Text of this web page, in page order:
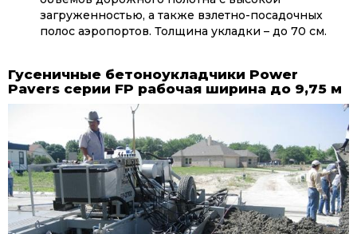
загруженностью, а также взлетно-посадочных
полос аэропортов. Толщина укладки – до 70 см.
Гусеничные бетоноукладчики Power
Pavers серии FP рабочая ширина до 9,75 м